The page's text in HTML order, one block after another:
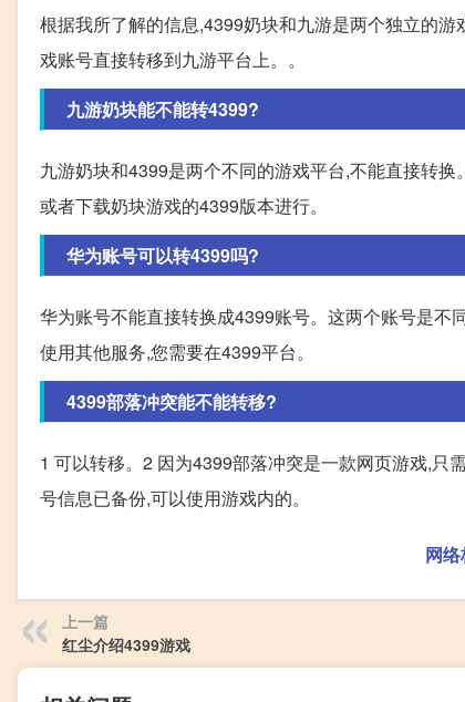
根据我所了解的信息,4399奶块和九游是两个独立的
戏账号直接转移到九游平台上。。
九游奶块能不能转4399?
九游奶块和4399是两个不同的游戏平台,不能直接转
或者下载奶块游戏的4399版本进行。
华为账号可以转4399吗?
华为账号不能直接转换成4399账号。这两个账号是
使用其他服务,您需要在4399平台。
4399部落冲突能不能转移?
1 可以转移。2 因为4399部落冲突是一款网页游戏,只
号信息已备份,可以使用游戏内的。
网络
上一篇
红尘介绍4399游戏